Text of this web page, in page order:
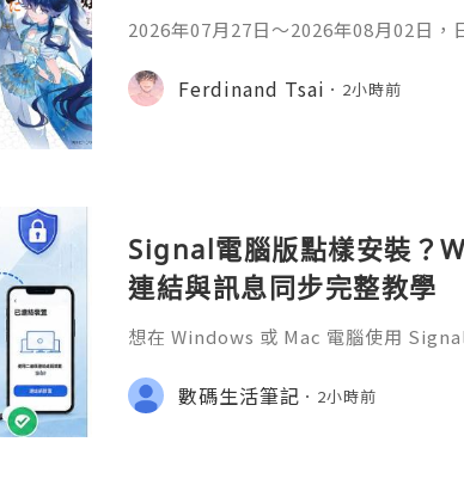
2026年07月27日〜2026年08月02日，
首・文字插畫：すがわらおむ
年08月銷售數：10,281部2. 落後的馴
Ferdinand Tsai 2小時前
Signal電腦版點樣安裝？
連結與訊息同步完整教學
想在 Windows 或 Mac 電腦使用
版設成已連結裝置。
數碼生活筆記 2小時前